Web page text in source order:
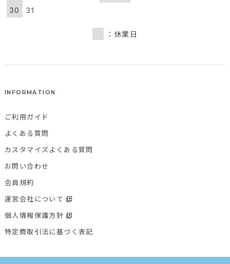
30
31
：休業日
INFORMATION
ご利用ガイド
よくある質問
カスタマイズよくある質問
お問い合わせ
会員規約
運営会社について
個人情報保護方針
特定商取引法に基づく表記